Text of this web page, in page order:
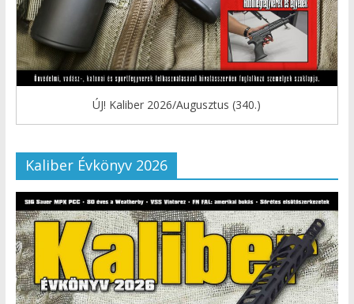
ÚJ! Kaliber 2026/Augusztus (340.)
Kaliber Évkönyv 2026